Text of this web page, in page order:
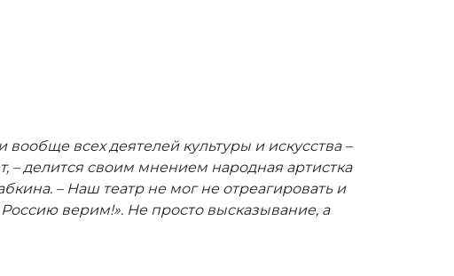
всех деятелей культуры и искусства –
– делится своим мнением народная артистка
– Наш театр не мог не отреагировать и
верим!». Не просто высказывание, а